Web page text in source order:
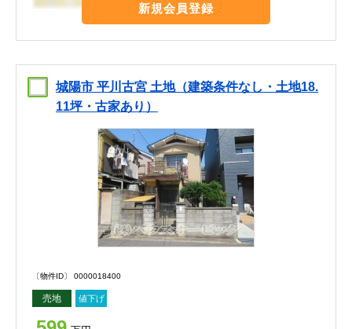
新規会員登録
城陽市 平川古宮 土地（建築条件なし・土地18.
11坪・古家あり）
〔物件ID〕 0000018400
売地 値下げ